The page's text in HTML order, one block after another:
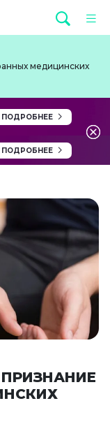
медицинских
ПОДРОБНЕЕ
ПОДРОБНЕЕ